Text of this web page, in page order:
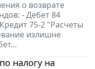
о возврате
- Дебет 84
75-2 "Расчеты
излишне
налогу на